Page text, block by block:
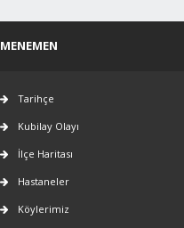
MENEMEN
Tarihçe
Kubilay Olayı
İlçe Haritası
Hastaneler
Köylerimiz